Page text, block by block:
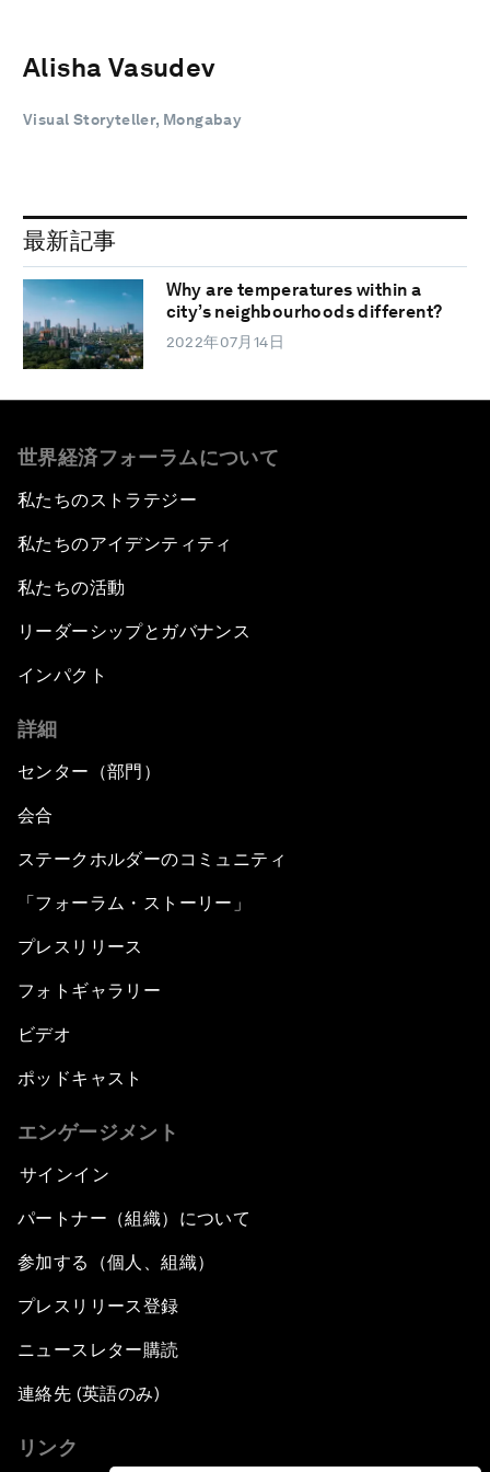
Alisha Vasudev
Visual Storyteller, Mongabay
最新記事
Why are temperatures within a
city’s neighbourhoods different?
2022年07月14日
世界経済フォーラムについて
私たちのストラテジー
私たちのアイデンティティ
私たちの活動
リーダーシップとガバナンス
インパクト
詳細
センター（部門）
会合
ステークホルダーのコミュニティ
「フォーラム・ストーリー」
プレスリリース
フォトギャラリー
ビデオ
ポッドキャスト
エンゲージメント
サインイン
パートナー（組織）について
参加する（個人、組織）
プレスリリース登録
ニュースレター購読
連絡先 (英語のみ)
リンク